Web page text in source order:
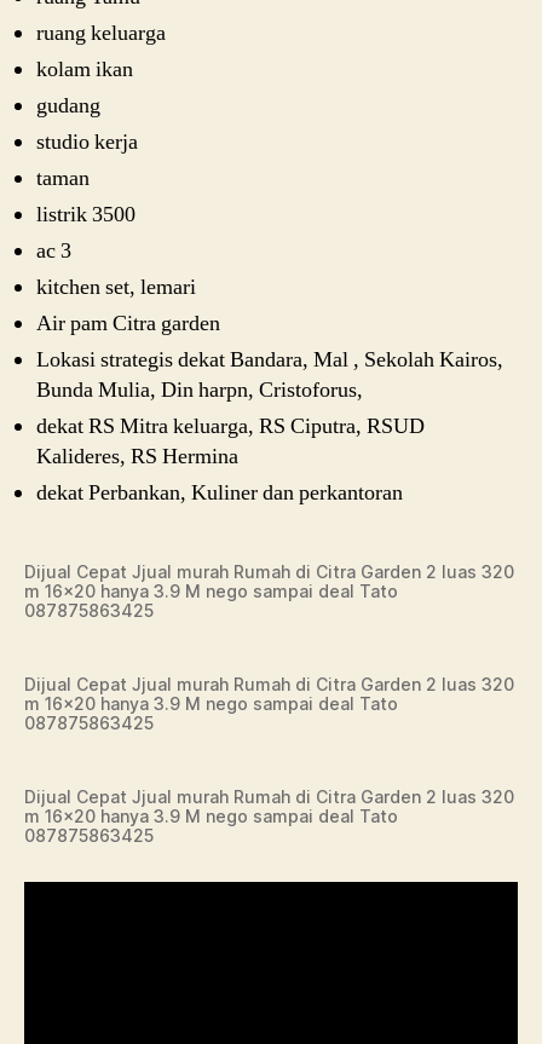
ruang keluarga
kolam ikan
gudang
studio kerja
taman
listrik 3500
ac 3
kitchen set, lemari
Air pam Citra garden
Lokasi strategis dekat Bandara, Mal , Sekolah Kairos,
Bunda Mulia, Din harpn, Cristoforus,
dekat RS Mitra keluarga, RS Ciputra, RSUD
Kalideres, RS Hermina
dekat Perbankan, Kuliner dan perkantoran
Dijual Cepat Jjual murah Rumah di Citra Garden 2 luas 320
m 16×20 hanya 3.9 M nego sampai deal Tato
087875863425
Dijual Cepat Jjual murah Rumah di Citra Garden 2 luas 320
m 16×20 hanya 3.9 M nego sampai deal Tato
087875863425
Dijual Cepat Jjual murah Rumah di Citra Garden 2 luas 320
m 16×20 hanya 3.9 M nego sampai deal Tato
087875863425